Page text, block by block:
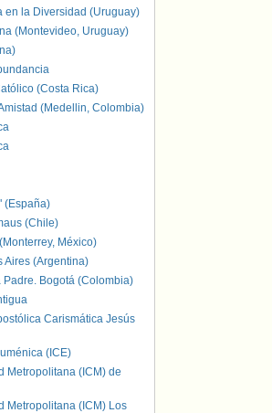
en la Diversidad (Uruguay)
(Montevideo, Uruguay)
(Costa Rica)
(Medellin, Colombia)
(España)
(Chile)
México)
Aires (Argentina)
Padre. Bogotá (Colombia)
Carismática Jesús
(ICE)
Metropolitana (ICM) de
Metropolitana (ICM) Los